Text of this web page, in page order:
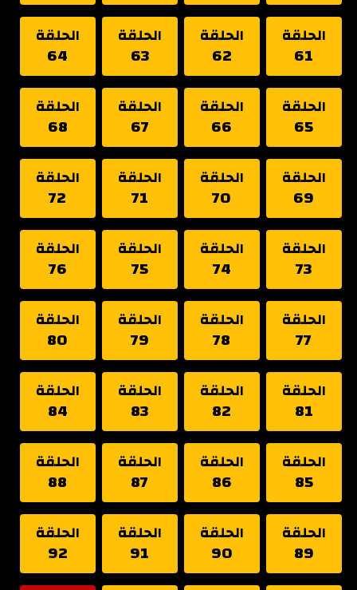
الحلقة
61
الحلقة
62
الحلقة
63
الحلقة
64
الحلقة
65
الحلقة
66
الحلقة
67
الحلقة
68
الحلقة
69
الحلقة
70
الحلقة
71
الحلقة
72
الحلقة
73
الحلقة
74
الحلقة
75
الحلقة
76
الحلقة
77
الحلقة
78
الحلقة
79
الحلقة
80
الحلقة
81
الحلقة
82
الحلقة
83
الحلقة
84
الحلقة
85
الحلقة
86
الحلقة
87
الحلقة
88
الحلقة
89
الحلقة
90
الحلقة
91
الحلقة
92